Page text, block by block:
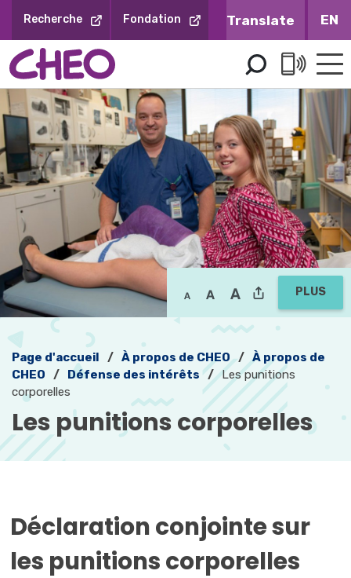
contenu
Recherche Fondation EN
PLUS
Page d'accueil À propos de CHEO
À propos de
CHEO
Défense des intérêts
Les punitions
corporelles
Les punitions corporelles
Déclaration conjointe sur
les punitions corporelles